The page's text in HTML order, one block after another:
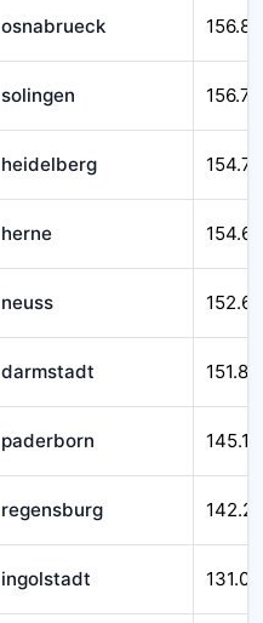
osnabrueck
solingen
heidelberg
herne
neuss
darmstadt
paderborn
regensburg
ingolstadt